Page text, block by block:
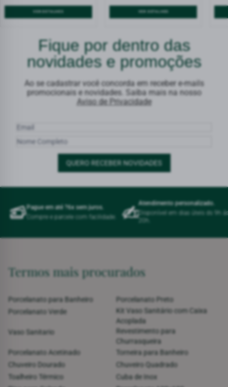
Fique por dentro das
novidades e promoções
Ao se cadastrar você concorda em receber e-mails
promocionais e novidades. Saiba mais na nosso
Aviso de Privacidade
QUERO RECEBER NOVIDADES
Pague em até ?6x sem juros.
Compre e parcele com facilidade.
Atendimento personalizado.
Disponível em dias úteis ds 9h
Termos mais procurados
Porcelanato para Banheiro
Porcelanato Preto
Porcelanato Verde
Kit Vaso Sanitário com Caixa
Acoplada
Vaso Sanitario
Revestimento para
Churrasqueira
Porcelanato Acetinado
Torneira para Banheiro
Chuveiro Dourado
Chuveiro Quadrado
Toalheiro Térmico
Cuba de Inox